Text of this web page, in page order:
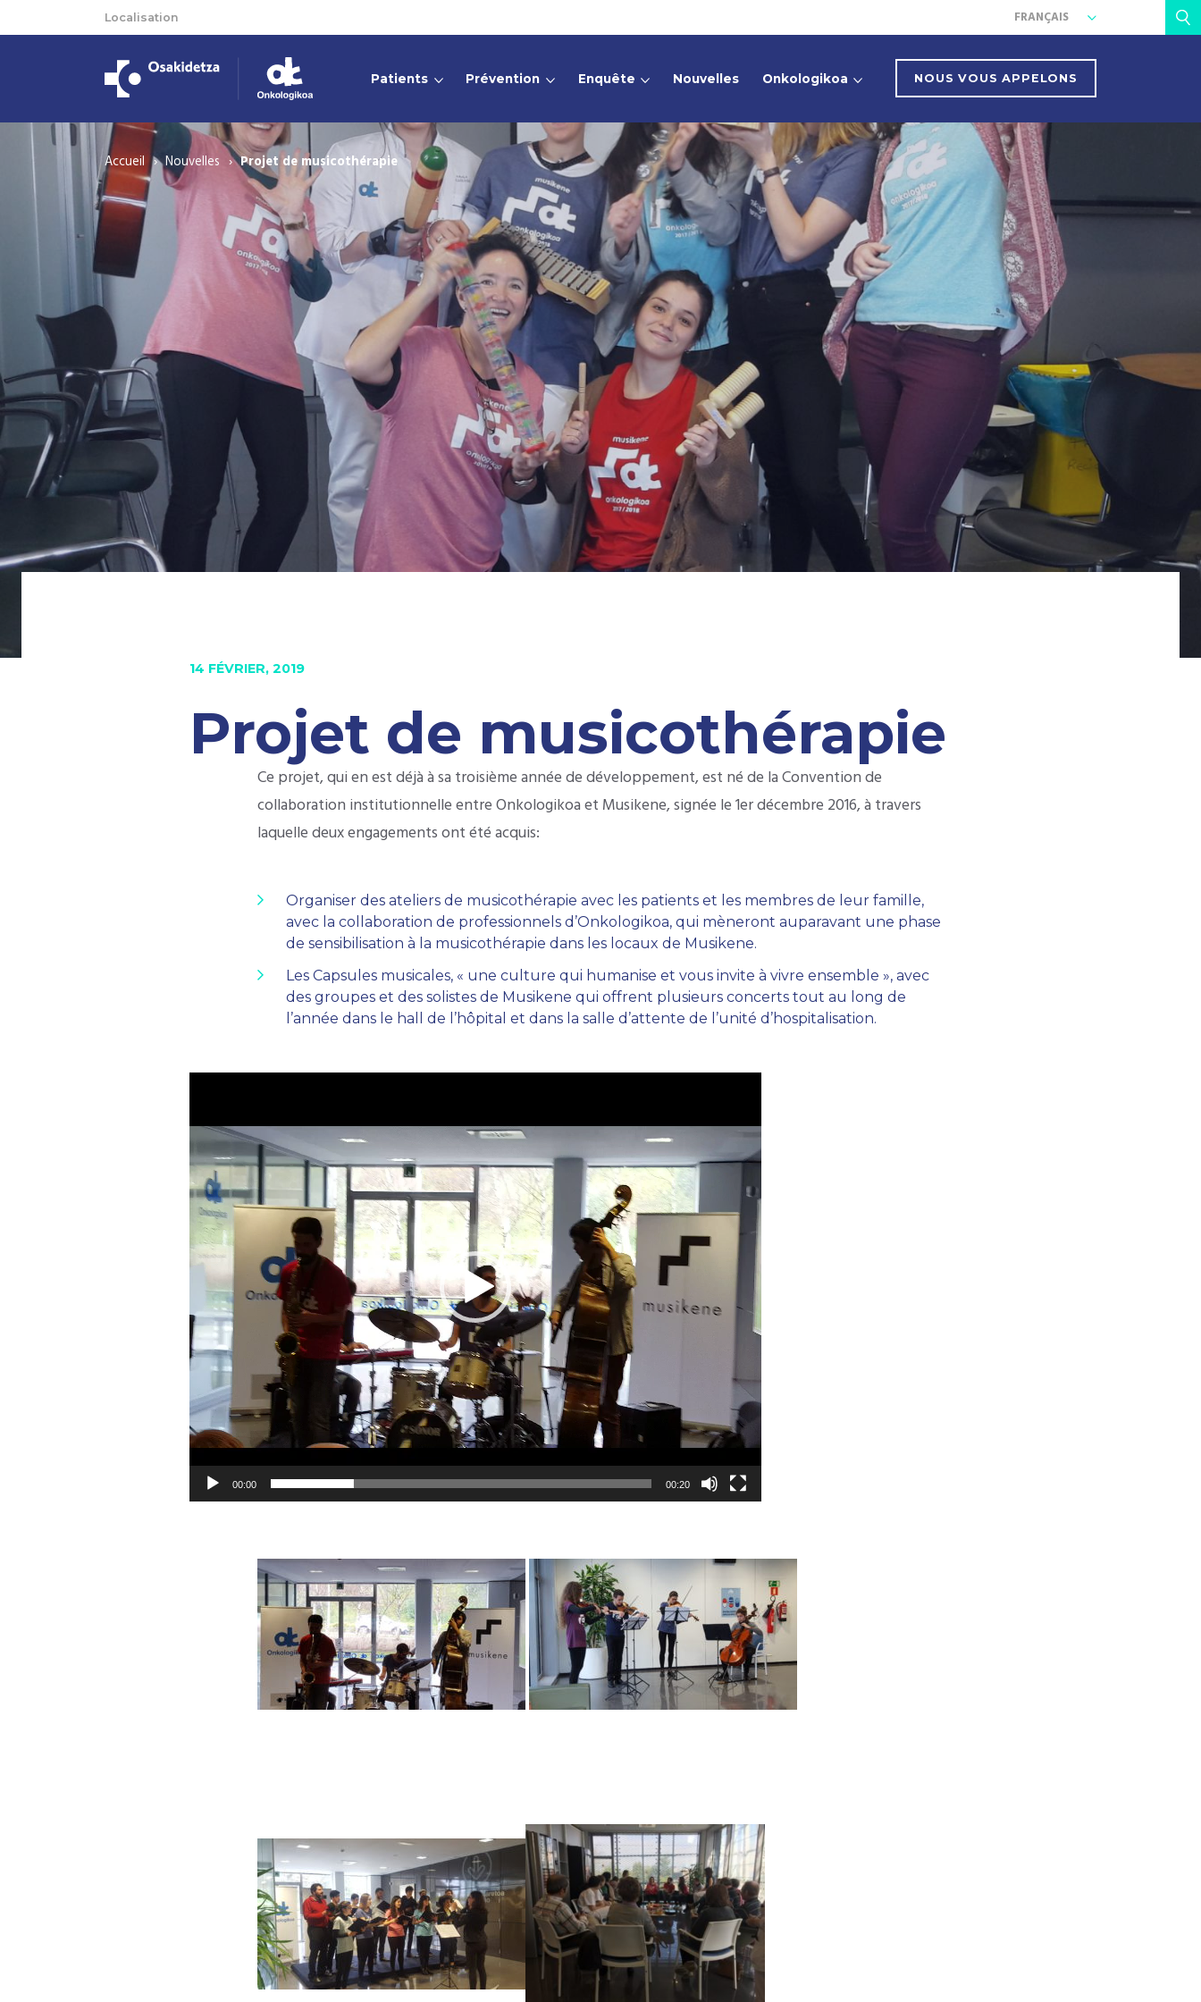
Localisation FRANÇAIS
Rechercher :
Patients Prévention Enquête Nouvelles Onkologikoa NOUS VOUS APPELONS
Accueil Nouvelles Projet de musicothérapie
14 FÉVRIER, 2019
Projet de musicothérapie
Ce projet, qui en est déjà à sa troisième année de développement, est né de la Convention de
collaboration institutionnelle entre Onkologikoa et Musikene, signée le 1er décembre 2016, à travers
laquelle deux engagements ont été acquis:
Organiser des ateliers de musicothérapie avec les patients et les membres de leur famille,
avec la collaboration de professionnels d’Onkologikoa, qui mèneront auparavant une phase
de sensibilisation à la musicothérapie dans les locaux de Musikene.
Les Capsules musicales, « une culture qui humanise et vous invite à vivre ensemble », avec
des groupes et des solistes de Musikene qui offrent plusieurs concerts tout au long de
l’année dans le hall de l’hôpital et dans la salle d’attente de l’unité d’hospitalisation.
00:00 00:20